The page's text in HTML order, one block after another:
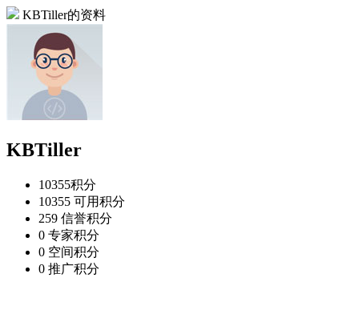
KBTiller的资料
KBTiller
10355积分
10355 可用积分
259 信誉积分
0 专家积分
0 空间积分
0 推广积分